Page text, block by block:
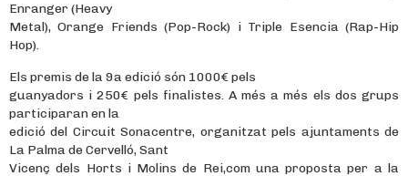
Enranger (Heavy
Metal), Orange Friends (Pop-Rock) i Triple Esencia (Rap-Hip
Hop).
Els premis de la 9a edició són 1000€ pels
guanyadors i 250€ pels finalistes. A més a més els dos grups
participaran en la
edició del Circuit Sonacentre, organitzat pels ajuntaments de
La Palma de Cervelló, Sant
Vicenç dels Horts i Molins de Rei,com una proposta per a la